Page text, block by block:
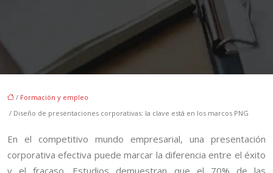
/ Formación y empleo
/ Diseño de presentaciones corporativas: la clave está en los marcos PNG
En el competitivo mundo empresarial, una presentación
corporativa efectiva puede marcar la diferencia entre el éxito
y el fracaso. Estudios demuestran que el 70% de las